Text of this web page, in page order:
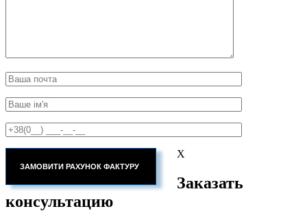
X
Заказать
консультацию